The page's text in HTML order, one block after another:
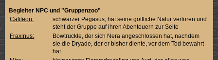
Begleiter NPC und "Gruppenzoo"
Calileon:
schwarzer Pegasus, hat seine göttliche Natur verloren und
steht der Gruppe auf ihren Abenteuern zur Seite
Fraxinus:
Bowtruckle, der sich Nera angeschlossen hat, nachdem
sie die Dryade, der er bisher diente, vor dem Tod bewahrt
hat